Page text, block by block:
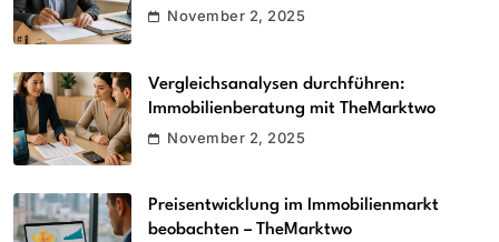
November 2, 2025
Vergleichsanalysen durchführen:
Immobilienberatung mit TheMarktwo
November 2, 2025
Preisentwicklung im Immobilienmarkt
beobachten – TheMarktwo